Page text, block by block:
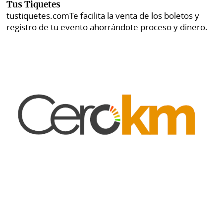
Tus Tiquetes
tustiquetes.comTe facilita la venta de los boletos y
registro de tu evento ahorrándote proceso y dinero.